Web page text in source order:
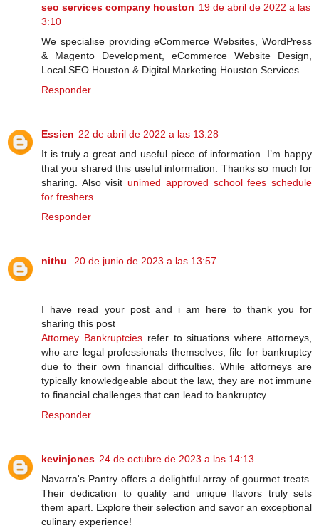
seo services company houston 19 de abril de 2022 a las
3:10
We specialise providing eCommerce Websites, WordPress
& Magento Development, eCommerce Website Design,
Local SEO Houston & Digital Marketing Houston Services.
Responder
Essien 22 de abril de 2022 a las 13:28
It is truly a great and useful piece of information. I’m happy
that you shared this useful information. Thanks so much for
sharing. Also visit unimed approved school fees schedule
for freshers
Responder
nithu 20 de junio de 2023 a las 13:57
I have read your post and i am here to thank you for
sharing this post
Attorney Bankruptciesrefer to situations where attorneys,
who are legal professionals themselves, file for bankruptcy
due to their own financial difficulties. While attorneys are
typically knowledgeable about the law, they are not immune
to financial challenges that can lead to bankruptcy.
Responder
kevinjones 24 de octubre de 2023 a las 14:13
Navarra's Pantry offers a delightful array of gourmet treats.
Their dedication to quality and unique flavors truly sets
them apart. Explore their selection and savor an exceptional
culinary experience!